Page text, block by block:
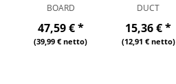
BOARD
47,59 €*
(39,99 € netto)
DUCT
15,36 €*
(12,91 € netto)